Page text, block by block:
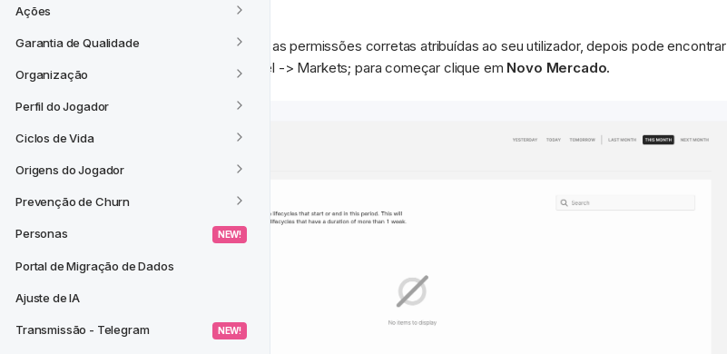
Ações
Garantia de Qualidade
Organização
Perfil do Jogador
Ciclos de Vida
Origens do Jogador
Prevenção de Churn
Personas NEW!
Portal de Migração de Dados
Ajuste de IA
Transmissão - Telegram NEW!
Primeiro certifique-se de que tem as permissões corretas atribuídas ao seu utilizador, depois pode encontrar
Mercados em FT Singularity Model -> Markets; para começar clique em Novo Mercado.